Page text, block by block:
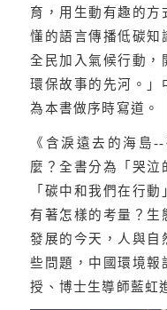
育，用生動有趣的方
懂的語言傳播低碳知
全民加入氣候行動，
環保故事的先河。」
為本書做序時寫道。
《含淚遠去的海島--
麼？全書分為「哭泣
「碳中和我們在行
有著怎樣的考量？生
發展的今天，人與自
些問題，中國環境報
授、博士生導師藍虹